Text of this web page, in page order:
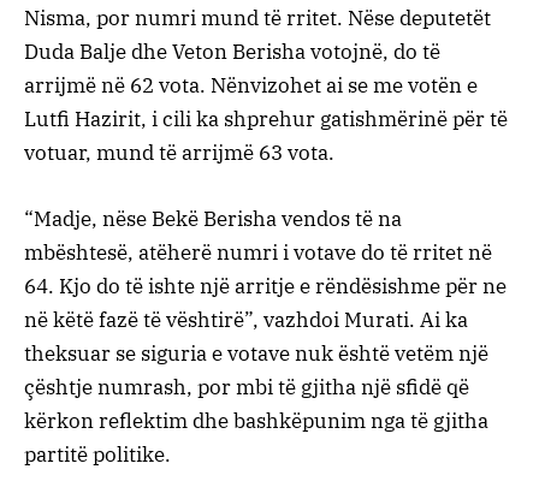
Nisma, por numri mund të rritet. Nëse deputetët
Duda Balje dhe Veton Berisha votojnë, do të
arrijmë në 62 vota. Nënvizohet ai se me votën e
Lutfi Hazirit, i cili ka shprehur gatishmërinë për të
votuar, mund të arrijmë 63 vota.
“Madje, nëse Bekë Berisha vendos të na
mbështesë, atëherë numri i votave do të rritet në
64. Kjo do të ishte një arritje e rëndësishme për ne
në këtë fazë të vështirë”, vazhdoi Murati. Ai ka
theksuar se siguria e votave nuk është vetëm një
çështje numrash, por mbi të gjitha një sfidë që
kërkon reflektim dhe bashkëpunim nga të gjitha
partitë politike.